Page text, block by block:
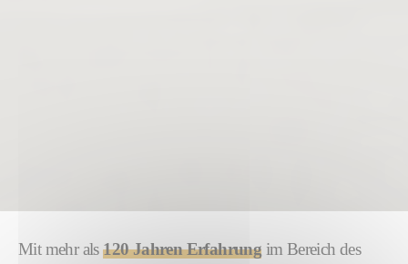
Mit mehr als120 Jahren Erfahrung im Bereich des